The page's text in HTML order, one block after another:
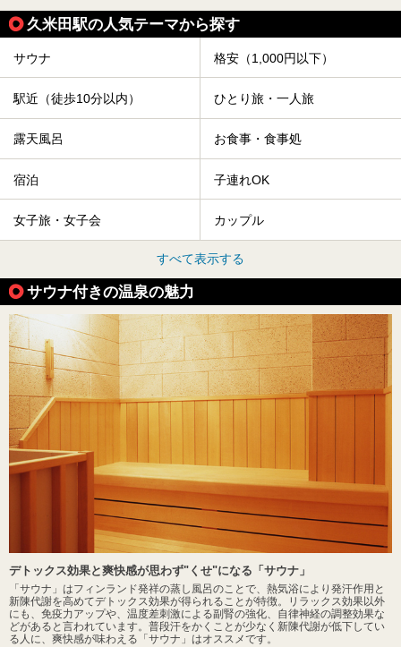
久米田駅の人気テーマから探す
サウナ 格安（1,000円以下）
駅近（徒歩10分以内） ひとり旅・一人旅
露天風呂 お食事・食事処
宿泊 子連れOK
女子旅・女子会 カップル
すべて表示する
サウナ付きの温泉の魅力
デトックス効果と爽快感が思わず"くせ"になる「サウナ」
「サウナ」はフィンランド発祥の蒸し風呂のことで、熱気浴により発汗作用と
新陳代謝を高めてデトックス効果が得られることが特徴。リラックス効果以外
にも、免疫力アップや、温度差刺激による副腎の強化、自律神経の調整効果な
どがあると言われています。普段汗をかくことが少なく新陳代謝が低下してい
る人に、爽快感が味わえる「サウナ」はオススメです。